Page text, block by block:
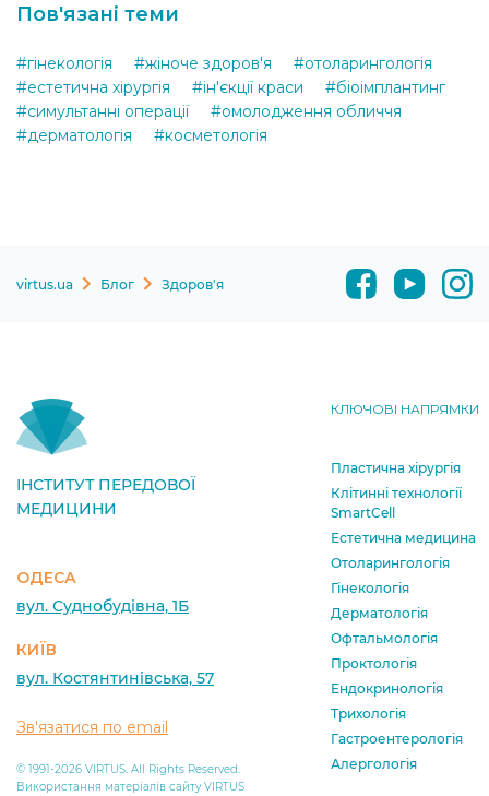
Пов'язані теми
#гiнекологiя #жiноче здоров'я
#отоларингологія
#естетична хірургія
#ін'єкції краси
#біоімплантинг
#симультанні операції
#омолодження обличчя
#дерматологiя
#косметологiя
virtus.ua Блог Здоров'я
ІНСТИТУТ ПЕРЕДОВОЇ
МЕДИЦИНИ
ОДЕСА
вул. Суднобудівна, 1Б
КИЇВ
вул. Костянтинівська, 57
Зв'язатися по email
© 1991-2026 VIRTUS. All Rights Reserved.
Використання матеріалів сайту VIRTUS
КЛЮЧОВІ НАПРЯМКИ
Пластична хірургія
Клітинні технології
SmartCell
Естетична медицина
Отоларингологія
Гінекологія
Дерматологія
Офтальмологія
Проктологія
Ендокринологія
Трихологія
Гастроентерологія
Алергологія